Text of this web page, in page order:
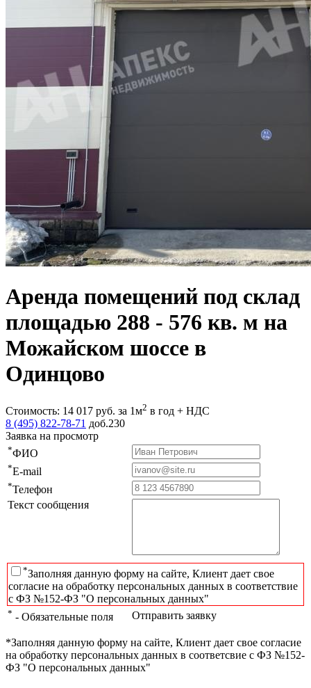
Аренда помещений под склад
площадью 288 - 576 кв. м на
Можайском шоссе в
Одинцово
Стоимость: 14 017 руб. за 1м2 в год + НДС
8 (495) 822-78-71 доб.230
Заявка на просмотр
*ФИО
*E-mail
*Телефон
Текст сообщения
*Заполняя данную форму на сайте, Клиент дает свое
согласие на обработку персональных данных в соответствие
с ФЗ №152-ФЗ "О персональных данных"
* - Обязательные поля Отправить заявку
*Заполняя данную форму на сайте, Клиент дает свое согласие
на обработку персональных данных в соответсвие с ФЗ №152-
ФЗ "О персональных данных"